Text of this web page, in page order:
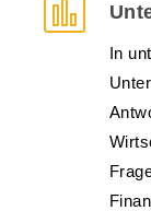
In